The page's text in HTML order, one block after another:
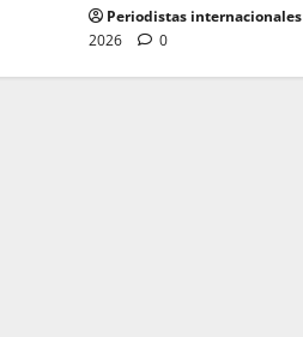
Periodistas internacionales
2026
0